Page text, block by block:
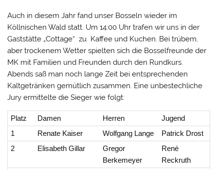
Auch in diesem Jahr fand unser Bosseln wieder im
Köllnischen Wald statt. Um 14:00 Uhr trafen wir uns in der
Gaststätte „Cottage“ zu Kaffee und Kuchen. Bei trübem,
aber trockenem Wetter spielten sich die Bosselfreunde der
MK mit Familien und Freunden durch den Rundkurs.
Abends saß man noch lange Zeit bei entsprechenden
Kaltgetränken gemütlich zusammen. Eine unbestechliche
Jury ermittelte die Sieger wie folgt:
Platz Damen Herren
Jugend
1
Renate Kaiser Wolfgang Lange
Patrick Drost
2
Elisabeth Gillar
Gregor
Berkemeyer
René
Reckruth